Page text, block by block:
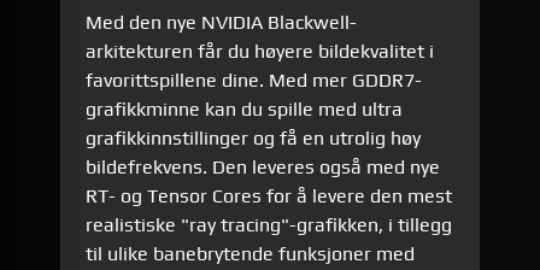
Med den nye NVIDIA Blackwell-
arkitekturen får du høyere bildekvalitet i
favorittspillene dine. Med mer GDDR7-
grafikkminne kan du spille med ultra
grafikkinnstillinger og få en utrolig høy
bildefrekvens. Den leveres også med nye
RT- og Tensor Cores for å levere den mest
realistiske "ray tracing"-grafikken, i tillegg
til ulike banebrytende funksjoner med